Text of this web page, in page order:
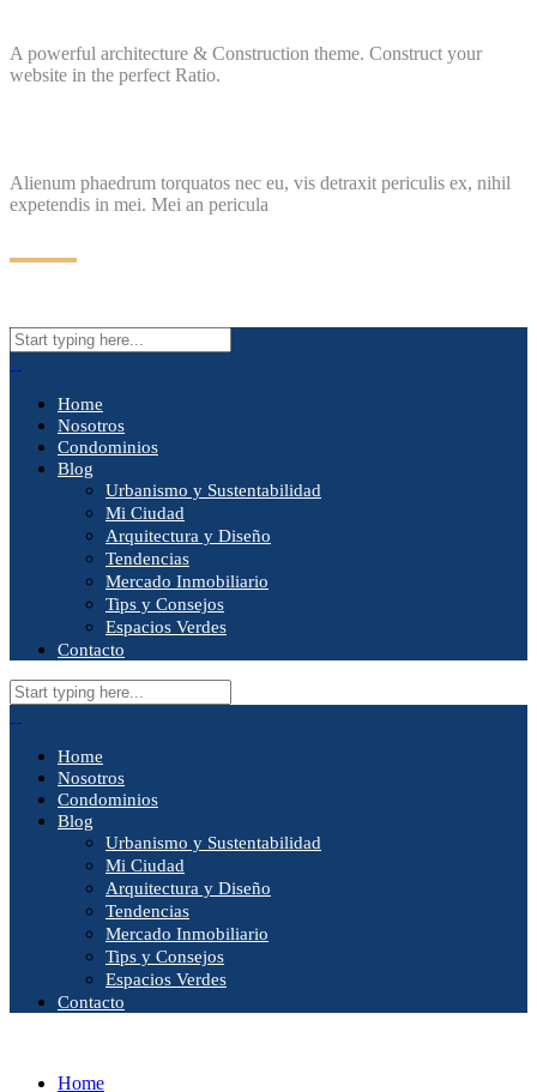
A powerful architecture & Construction theme. Construct your
website in the perfect Ratio.
Alienum phaedrum torquatos nec eu, vis detraxit periculis ex, nihil
expetendis in mei. Mei an pericula
Home
Nosotros
Condominios
Blog
Urbanismo y Sustentabilidad
Mi Ciudad
Arquitectura y Diseño
Tendencias
Mercado Inmobiliario
Tips y Consejos
Espacios Verdes
Contacto
Home
Nosotros
Condominios
Blog
Urbanismo y Sustentabilidad
Mi Ciudad
Arquitectura y Diseño
Tendencias
Mercado Inmobiliario
Tips y Consejos
Espacios Verdes
Contacto
Home